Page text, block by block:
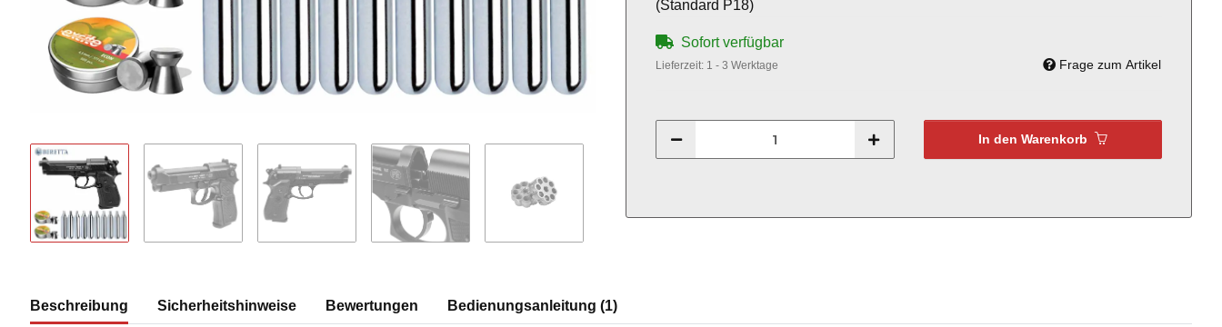
(Standard P18)
Sofort verfügbar
Lieferzeit: 1 - 3 Werktage Frage zum Artikel
In den Warenkorb
Beschreibung Sicherheitshinweise Bewertungen Bedienungsanleitung (1)